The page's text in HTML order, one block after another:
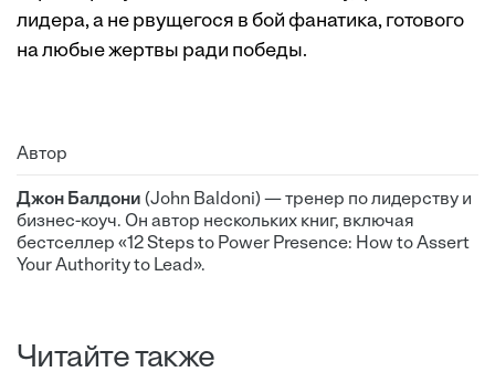
лидера, а не рвущегося в бой фанатика, готового
на любые жертвы ради победы.
Автор
Джон Балдони (John Baldoni) — тренер по лидерству и
бизнес-коуч. Он автор нескольких книг, включая
бестселлер «12 Steps to Power Presence: How to Assert
Your Authority to Lead».
Читайте также